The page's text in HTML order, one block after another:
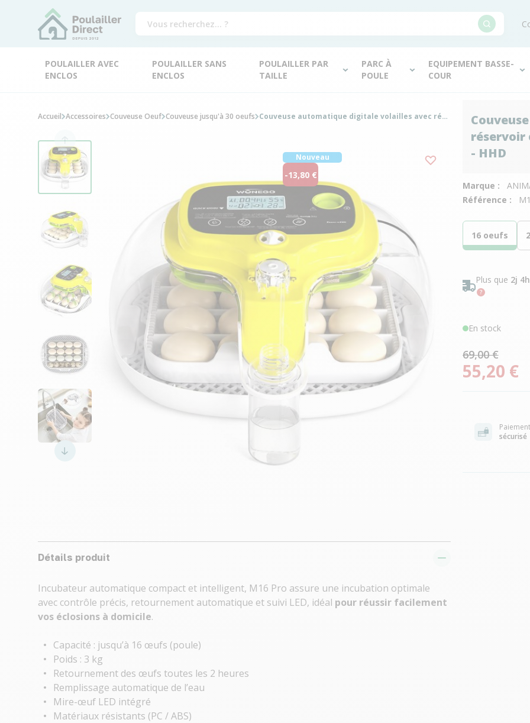
POULAILLER AVEC
ENCLOS
POULAILLER SANS
ENCLOS
POULAILLER PAR
TAILLE
PARC À
POULE
EQUIPEMENT BASSE-
COUR
réservoir
- HHD
Marque :
Référence :
16 oeufs
Plus que 2j
En stock
69,00 €
55,20 €
Paiement
sécurisé
Détails produit
Incubateur automatique compact et intelligent, M16 Pro assure une incubation optimale
avec contrôle précis, retournement automatique et suivi LED, idéal pour réussir facilement
vos éclosions à domicile.
Capacité : jusqu’à 16 œufs (poule)
Poids : 3 kg
Retournement des œufs toutes les 2 heures
Remplissage automatique de l’eau
Mire-œuf LED intégré
Matériaux résistants (PC / ABS)
Accueil Accessoires Couveuse Oeuf Couveuse jusqu'à 30 oeufs Couveuse automatique digitale volailles avec réservoir extérieur capacité 16 œufs M16 Pro - HHD
Nouveau
-13,80 €